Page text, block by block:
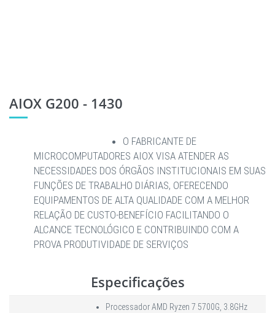
AIOX G200 - 1430
O FABRICANTE DE
MICROCOMPUTADORES AIOX VISA ATENDER AS
NECESSIDADES DOS ÓRGÃOS INSTITUCIONAIS EM SUAS
FUNÇÕES DE TRABALHO DIÁRIAS, OFERECENDO
EQUIPAMENTOS DE ALTA QUALIDADE COM A MELHOR
RELAÇÃO DE CUSTO-BENEFÍCIO FACILITANDO O
ALCANCE TECNOLÓGICO E CONTRIBUINDO COM A
PROVA PRODUTIVIDADE DE SERVIÇOS
Especificações
Processador AMD Ryzen 7 5700G, 3.8GHz